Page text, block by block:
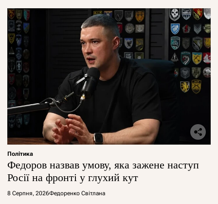
Політика
Федоров назвав умову, яка зажене наступ
Росії на фронті у глухий кут
8 Серпня, 2026Федоренко Світлана